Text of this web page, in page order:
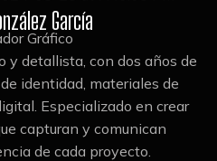
García
Gráfico
y detallista, con dos años de
identidad, materiales de
Especializado en crear
capturan y comunican
de cada proyecto.